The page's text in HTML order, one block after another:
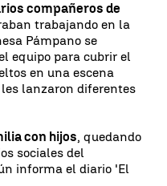
compañeros de
trabajando en la
Pámpano se
equipo para cubrir el
en una escena
lanzaron diferentes
con hijos, quedando
sociales del
informa el diario 'El